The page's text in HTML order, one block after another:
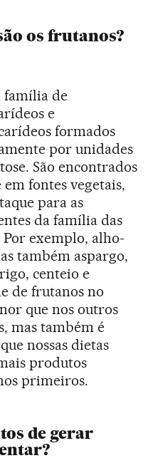
os frutanos?
família de
e
formados
por unidades
São encontrados
em fontes vegetais,
para as
da família das
Por exemplo, alho-
também aspargo,
centeio e
de frutanos no
que nos outros
mas também é
nossas dietas
produtos
primeiros.
de gerar